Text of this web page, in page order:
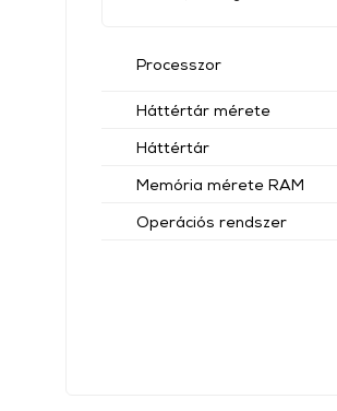
Processzor
Háttértár mérete
Háttértár
Memória mérete RAM
Operációs rendszer